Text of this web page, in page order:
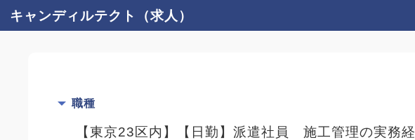
キャンディルテクト（求人）
職種
【東京23区内】【日勤】派遣社員 施工管理の実務経